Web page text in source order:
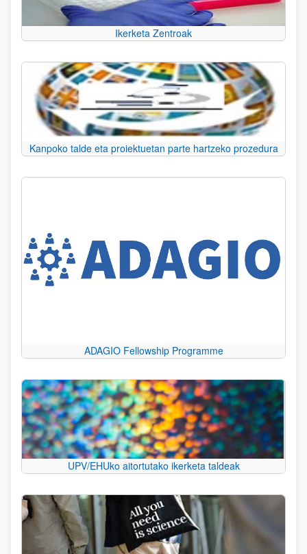
Ikerketa Zentroak
Kanpoko talde eta proiektuetan parte hartzeko prozedura
ADAGIO Fellowship Programme
UPV/EHUko aitortutako ikerketa taldeak